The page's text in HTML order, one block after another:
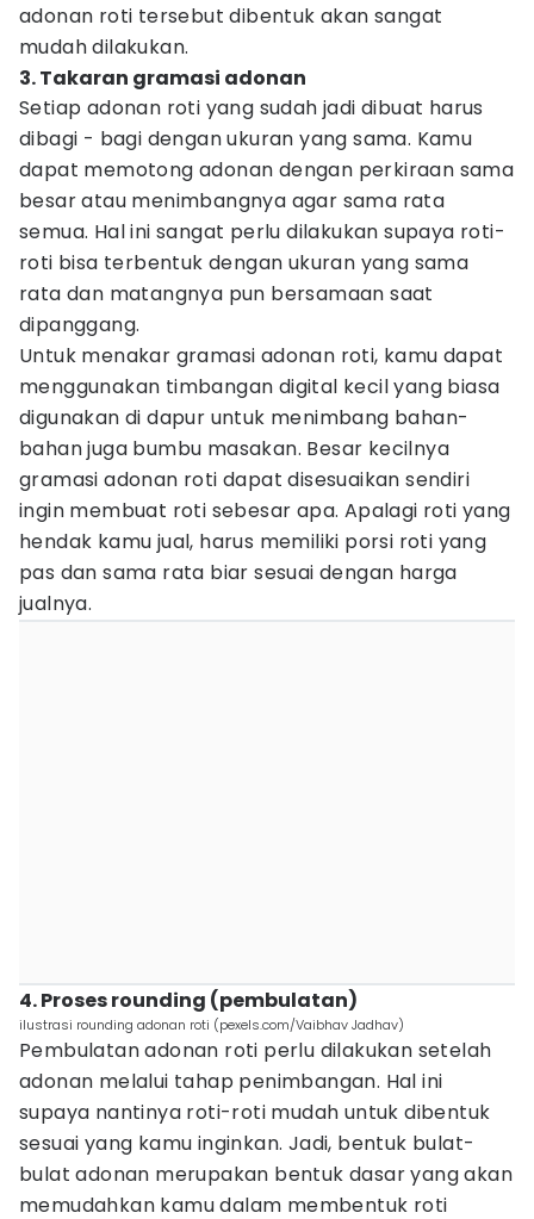
adonan roti tersebut dibentuk akan sangat
mudah dilakukan.
3. Takaran gramasi adonan
Setiap adonan roti yang sudah jadi dibuat harus
dibagi - bagi dengan ukuran yang sama. Kamu
dapat memotong adonan dengan perkiraan sama
besar atau menimbangnya agar sama rata
semua. Hal ini sangat perlu dilakukan supaya roti-
roti bisa terbentuk dengan ukuran yang sama
rata dan matangnya pun bersamaan saat
dipanggang.
Untuk menakar gramasi adonan roti, kamu dapat
menggunakan timbangan digital kecil yang biasa
digunakan di dapur untuk menimbang bahan-
bahan juga bumbu masakan. Besar kecilnya
gramasi adonan roti dapat disesuaikan sendiri
ingin membuat roti sebesar apa. Apalagi roti yang
hendak kamu jual, harus memiliki porsi roti yang
pas dan sama rata biar sesuai dengan harga
jualnya.
4. Proses rounding (pembulatan)
ilustrasi rounding adonan roti (pexels.com/Vaibhav Jadhav)
Pembulatan adonan roti perlu dilakukan setelah
adonan melalui tahap penimbangan. Hal ini
supaya nantinya roti-roti mudah untuk dibentuk
sesuai yang kamu inginkan. Jadi, bentuk bulat-
bulat adonan merupakan bentuk dasar yang akan
memudahkan kamu dalam membentuk roti